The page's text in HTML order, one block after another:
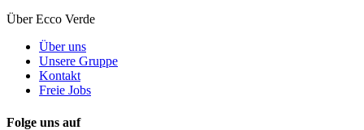
Über Ecco Verde
Über uns
Unsere Gruppe
Kontakt
Freie Jobs
Folge uns auf